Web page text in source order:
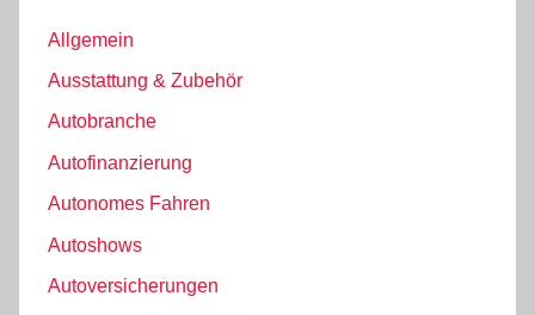
Allgemein
Ausstattung & Zubehör
Autobranche
Autofinanzierung
Autonomes Fahren
Autoshows
Autoversicherungen